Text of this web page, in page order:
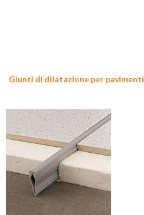
Giunti di dilatazione per pavimenti